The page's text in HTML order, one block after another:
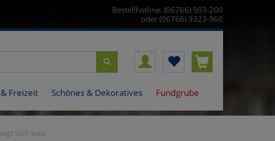
Bestellhotline: (06766) 903-200
oder (06766) 9323-960
Freizeit Schönes & Dekoratives Fundgrube
sich was!